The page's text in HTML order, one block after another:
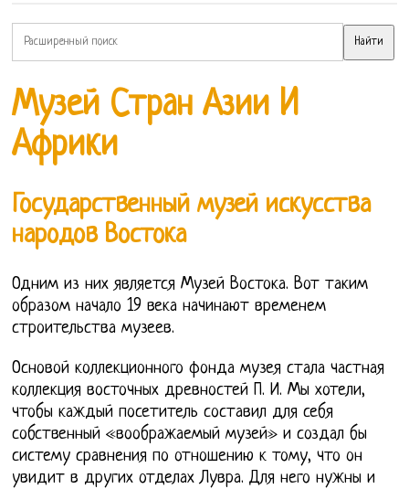
Музей Стран Азии И
Африки
Государственный музей искусства
народов Востока
Одним из них является Музей Востока. Вот таким
образом начало 19 века начинают временем
строительства музеев.
Основой коллекционного фонда музея стала частная
коллекция восточных древностей П. И. Мы хотели,
чтобы каждый посетитель составил для себя
собственный «воображаемый музей» и создал бы
систему сравнения по отношению к тому, что он
увидит в других отделах Лувра. Для него нужны и